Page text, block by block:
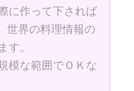
に作って下されば
世界の料理情報の
す。
模な範囲でＯＫな